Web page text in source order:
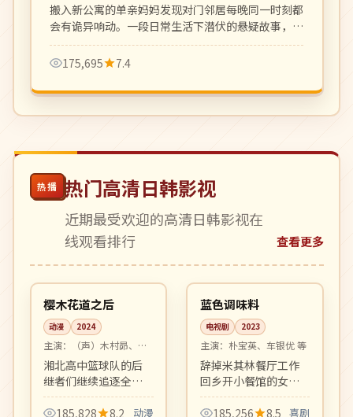
搬入新公寓的单亲妈妈发现对门邻居每晚同一时刻都
会有诡异响动。一段日常生活下潜伏的悬疑故事，主
妇视角的高质量推理剧。
175,695
7.4
热播 热门高清日韩影视
近期最受欢迎的高清日韩影视在
线观看排行
查看更多
日本
连载中 12:16
樱木花道之后
动漫 2024
主演：
（声）木村昴、神
谷浩史 等
湘北高中篮球队的后
继者们继续追逐全国
大赛梦想。承袭经典
作品热血气质、画面
185,828 8.2 动漫
韩国
完结 12:12
蓝色调味料
电视剧 2023
主演： 朴宝英、车银优 等
辞掉米其林餐厅工作
回乡开小餐馆的女厨
师与同村青梅竹马的
日常治愈喜剧。美食
185,256 8.5 喜剧